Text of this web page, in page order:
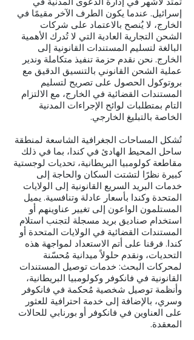
إسرائيل. عندما يكون الطرف الآخر مقيمًا في
الخارج، لا يُنصح بالاعتماد على شركات
الشحن التجارية العادية التي لا تُدرك الأهمية
البالغة لتسليم المستندات القانونية إلى
الخارج. نحن نقدم حزمة تنفيذ متكاملة وندير
عملية الشحن القانوني بالتنسيق الدقيق مع
بروتوكول الحصول على تصريح لتسليم
المستندات القضائية في الخارج، مع الالتزام
التام بمتطلبات لوائح الإجراءات المدنية
الخاصة بالتبليغ الخارجي.
تُشكل المساحات الجغرافية الشاسعة لمنطقة
ساحل المحيط الهادئ في كندا، بما في ذلك
مقاطعة كولومبيا البريطانية، تحديات لوجستية
كبيرة نظرًا لتشتت السكان والحاجة إلى
خدمات البريد السريع القانونية إلى الولايات
المتحدة وكندا بأسعار عادلة وتنافسية. يميل
المستلمون الواعون إلى تغيير عناوينهم أو
استخدام صناديق بريد مسجلة لتجنب استلام
المستندات القضائية في الولايات المتحدة أو
كندا. فرقنا على أتم الاستعداد لمواجهة هذه
التحديات، ونقدم حلولاً ميدانية مُحسّنة
لمحركات البحث: خدمات توصيل المستندات
القانونية في فانكوفر وكولومبيا البريطانية،
وأنظمة توصيل شخصية مُحكمة في فانكوفر
وسري، بالإضافة إلى خدمة احترافية للعثور
على العناوين في فانكوفر أو بورنابي للحالات
المعقدة.